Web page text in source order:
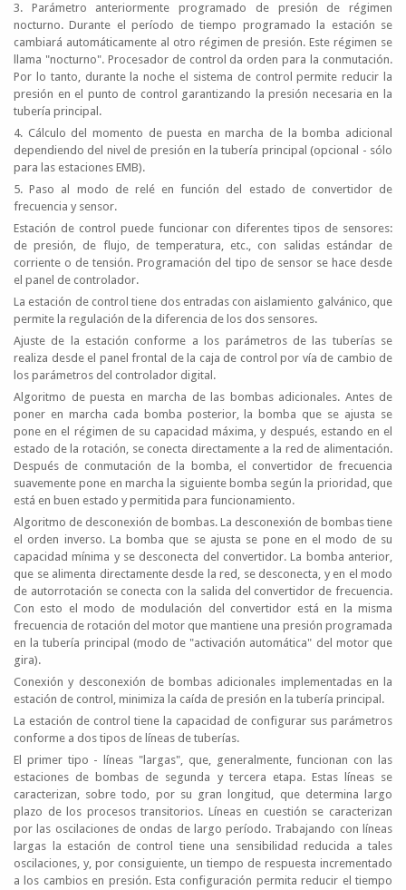
3. Parámetro anteriormente programado de presión de régimen
nocturno. Durante el período de tiempo programado la estación se
cambiará automáticamente al otro régimen de presión. Este régimen se
llama "nocturno". Procesador de control da orden para la conmutación.
Por lo tanto, durante la noche el sistema de control permite reducir la
presión en el punto de control garantizando la presión necesaria en la
tubería principal.
4. Cálculo del momento de puesta en marcha de la bomba adicional
dependiendo del nivel de presión en la tubería principal (opcional - sólo
para las estaciones EMB).
5. Paso al modo de relé en función del estado de convertidor de
frecuencia y sensor.
Estación de control puede funcionar con diferentes tipos de sensores:
de presión, de flujo, de temperatura, etc., con salidas estándar de
corriente o de tensión. Programación del tipo de sensor se hace desde
el panel de controlador.
La estación de control tiene dos entradas con aislamiento galvánico, que
permite la regulación de la diferencia de los dos sensores.
Ajuste de la estación conforme a los parámetros de las tuberías se
realiza desde el panel frontal de la caja de control por vía de cambio de
los parámetros del controlador digital.
Algoritmo de puesta en marcha de las bombas adicionales. Antes de
poner en marcha cada bomba posterior, la bomba que se ajusta se
pone en el régimen de su capacidad máxima, y después, estando en el
estado de la rotación, se conecta directamente a la red de alimentación.
Después de conmutación de la bomba, el convertidor de frecuencia
suavemente pone en marcha la siguiente bomba según la prioridad, que
está en buen estado y permitida para funcionamiento.
Algoritmo de desconexión de bombas. La desconexión de bombas tiene
el orden inverso. La bomba que se ajusta se pone en el modo de su
capacidad mínima y se desconecta del convertidor. La bomba anterior,
que se alimenta directamente desde la red, se desconecta, y en el modo
de autorrotación se conecta con la salida del convertidor de frecuencia.
Con esto el modo de modulación del convertidor está en la misma
frecuencia de rotación del motor que mantiene una presión programada
en la tubería principal (modo de "activación automática" del motor que
gira).
Conexión y desconexión de bombas adicionales implementadas en la
estación de control, minimiza la caída de presión en la tubería principal.
La estación de control tiene la capacidad de configurar sus parámetros
conforme a dos tipos de líneas de tuberías.
El primer tipo - líneas "largas", que, generalmente, funcionan con las
estaciones de bombas de segunda y tercera etapa. Estas líneas se
caracterizan, sobre todo, por su gran longitud, que determina largo
plazo de los procesos transitorios. Líneas en cuestión se caracterizan
por las oscilaciones de ondas de largo período. Trabajando con líneas
largas la estación de control tiene una sensibilidad reducida a tales
oscilaciones, y, por consiguiente, un tiempo de respuesta incrementado
a los cambios en presión. Esta configuración permita reducir el tiempo